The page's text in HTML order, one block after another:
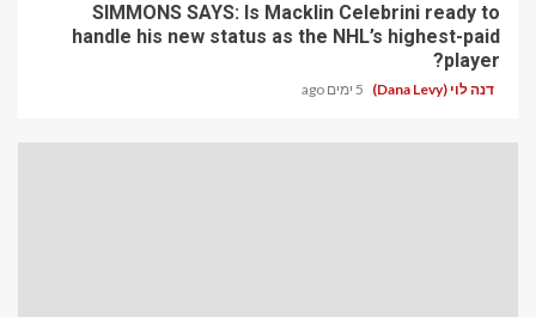
SIMMONS SAYS: Is Macklin Celebrini ready to
handle his new status as the NHL’s highest-paid
player?
דנה לוי (Dana Levy) 5 ימים ago